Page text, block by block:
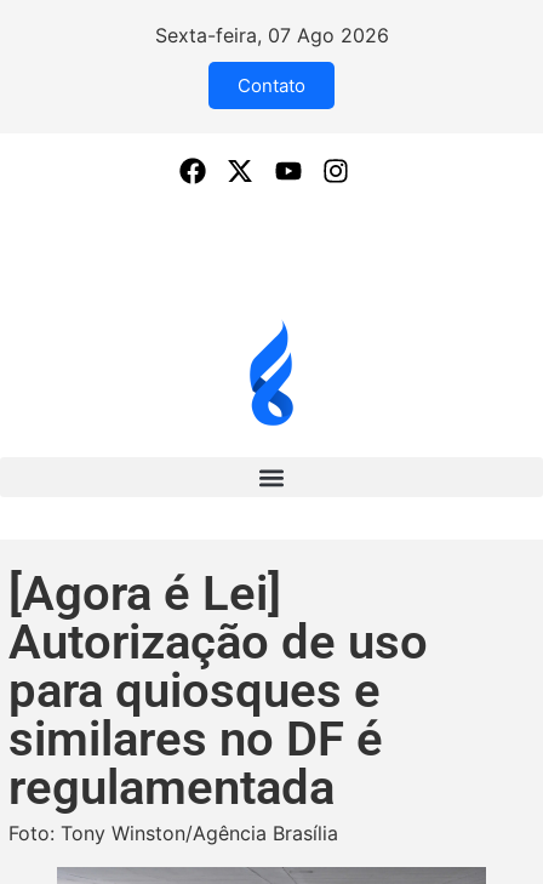
Sexta-feira, 07 Ago 2026
Contato
[Agora é Lei]
Autorização de uso
para quiosques e
similares no DF é
regulamentada
Foto: Tony Winston/Agência Brasília